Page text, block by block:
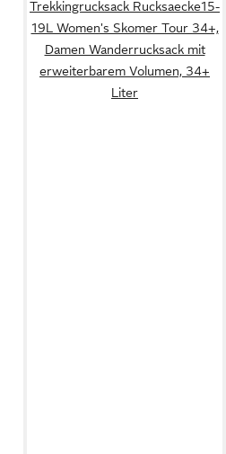
Trekkingrucksack Rucksaecke15-
19L Women's Skomer Tour 34+,
Damen Wanderrucksack mit
erweiterbarem Volumen, 34+
Liter